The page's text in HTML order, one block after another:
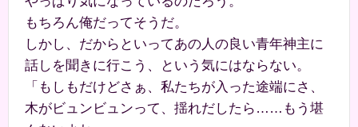
もちろん俺だってそうだ。
しかし、だからといってあの人の良い青年神主に
話しを聞きに行こう、という気にはならない。
「もしもだけどさぁ、私たちが入った途端にさ、
木がビュンビュンって、揺れだしたら……もう堪